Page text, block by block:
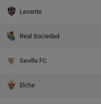
Levante
Real Sociedad
Sevilla FC
Elche